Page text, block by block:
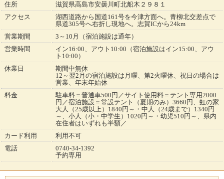
住所
滋賀県高島市安曇川町北船木２９８１
アクセス
湖西道路から国道161号を今津方面へ。青柳北交差点で
県道305号へ右折し現地へ。志賀ICから24km
営業期間
3～10月（宿泊施設は通年）
営業時間
イン16:00、アウト10:00（宿泊施設はイン15:00、アウ
ト10:00）
休業日
期間中無休
12～翌2月の宿泊施設は月曜、第2火曜休、祝日の場合は
営業、年末年始休
料金
駐車料＝普通車500円／サイト使用料＝テント専用2000
円／宿泊施設＝常設テント（夏期のみ）3660円、虹の家
大人（25歳以上）1840円～・中人（24歳まで）1340円
～、小人（小・中学生）1020円～・幼児510円～、県内
在住者はいずれも半額／
カード利用
利用不可
電話
0740-34-1392
予約専用